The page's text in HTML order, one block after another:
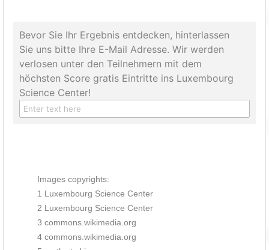
Bevor Sie Ihr Ergebnis entdecken, hinterlassen
Sie uns bitte Ihre E-Mail Adresse. Wir werden
verlosen unter den Teilnehmern mit dem
höchsten Score gratis Eintritte ins Luxembourg
Science Center!
Images copyrights:
1 Luxembourg Science Center
2 Luxembourg Science Center
3 commons.wikimedia.org
4 commons.wikimedia.org